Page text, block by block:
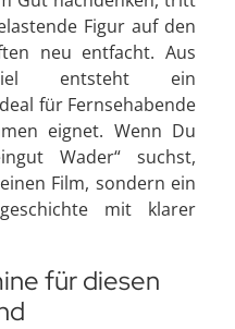
Figur auf den
neu entfacht. Aus
entsteht ein
für Fernsehabende
eignet. Wenn Du
Wader“ suchst,
Film, sondern ein
mit klarer
für diesen